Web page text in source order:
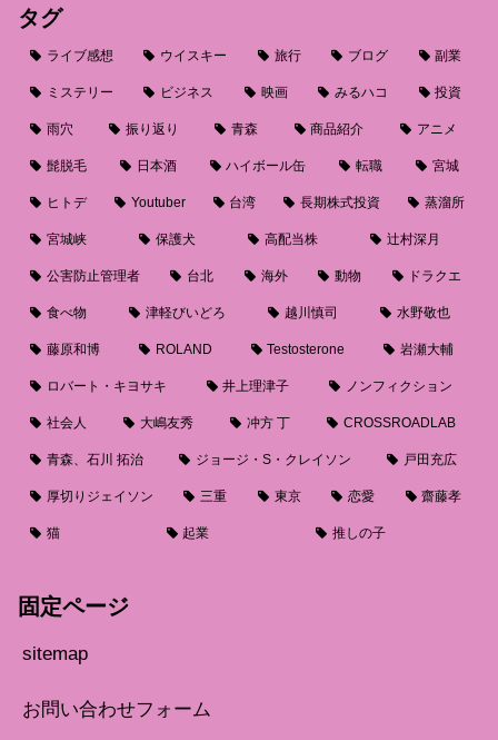
タグ
ライブ感想 ウイスキー 旅行 ブログ 副業
ミステリー ビジネス 映画 みるハコ 投資
雨穴 振り返り 青森 商品紹介 アニメ
髭脱毛 日本酒 ハイボール缶 転職 宮城
ヒトデ Youtuber 台湾 長期株式投資 蒸溜所
宮城峡 保護犬 高配当株 辻村深月
公害防止管理者 台北 海外 動物 ドラクエ
食べ物 津軽びいどろ 越川慎司 水野敬也
藤原和博 ROLAND Testosterone 岩瀬大輔
ロバート・キヨサキ 井上理津子 ノンフィクション
社会人 大嶋友秀 冲方 丁 CROSSROADLAB
青森、石川 拓治 ジョージ・S・クレイソン 戸田充広
厚切りジェイソン 三重 東京 恋愛 齋藤孝
猫 起業 推しの子
固定ページ
sitemap
お問い合わせフォーム